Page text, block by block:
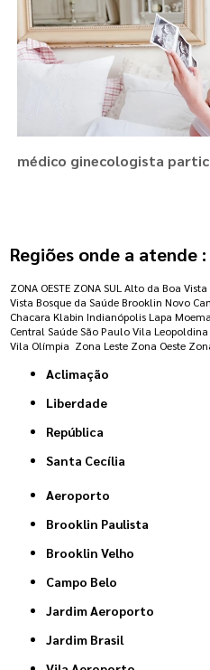
médico ginecologista
Regiões onde a atende :
ZONA OESTE ZONA SUL Alto da Boa Vista
Vista Bosque da Saúde Brooklin Novo
Chacara Klabin Indianópolis Lapa Moema
Central Saúde São Paulo Vila Leopoldina
Vila Olímpia Zona Leste Zona Oeste
Aclimação
Liberdade
República
Santa Cecília
Aeroporto
Brooklin Paulista
Brooklin Velho
Campo Belo
Jardim Aeroporto
Jardim Brasil